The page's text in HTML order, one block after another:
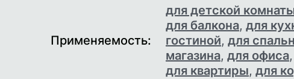
Применяемость:
для детской
для балкона, для
гостиной, для
магазина, для офиса,
для квартиры, для